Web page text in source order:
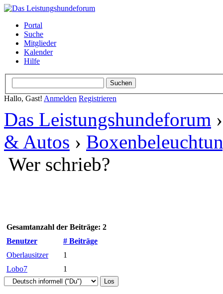
Portal
Suche
Mitglieder
Kalender
Hilfe
Hallo, Gast! Anmelden Registrieren
Das Leistungshundeforum
& Autos ›
Wer schrieb?
Gesamtanzahl der Beiträge: 2
Benutzer
# Beiträge
Oberlausitzer
1
Lobo7
1